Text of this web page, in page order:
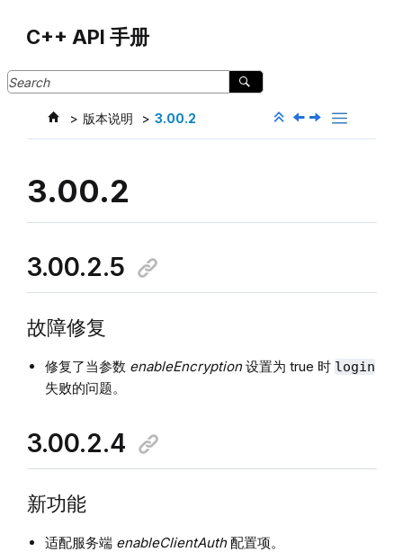
C++ API 手册
版本说明 3.00.2
3.00.2
3.00.2.5
故障修复
修复了当参数 enableEncryption设置为 true 时 login
失败的问题。
3.00.2.4
新功能
适配服务端 enableClientAuth配置项。